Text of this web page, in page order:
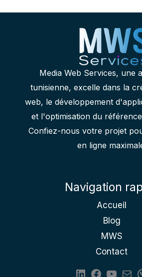
Media Web Services, une
tunisienne, excelle dans la
web, le développement
et l'optimisation du
Confiez-nous votre projet
en ligne
Navigation
Accueil
Blog
MWS
Contact
LinkedIn YouTube